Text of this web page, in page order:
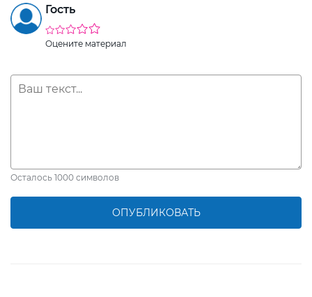
Гость
Оцените материал
Осталось 1000 символов
ОПУБЛИКОВАТЬ